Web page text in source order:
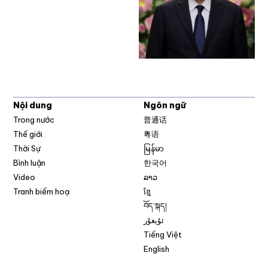
Nội dung
Trong nước
Thế giới
Thời Sự
Bình luận
Video
Tranh biếm hoạ
Ngôn ngữ
普通话
粤语
မြန်မာ
한국어
ລາວ
ខ្មែ
བོད་སྐད།
ئۇيغۇر
Tiếng Việt
English